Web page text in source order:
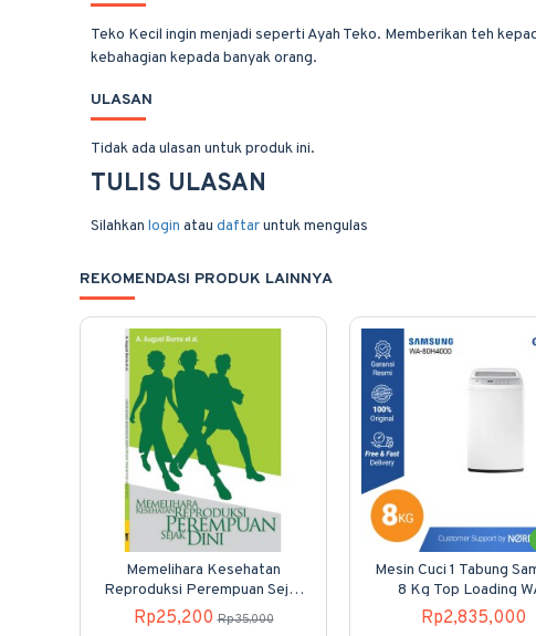
Teko Kecil ingin menjadi seperti Ayah Teko. Memberikan teh
kebahagian kepada banyak orang.
ULASAN
Tidak ada ulasan untuk produk ini.
TULIS ULASAN
Silahkan login atau daftaruntuk mengulas
REKOMENDASI PRODUK LAINNYA
Memelihara Kesehatan
Reproduksi Perempuan Sejak
Dini
Rp25,200 Rp35,000
Mesin Cuci 1 Tabung
8 Kg Top Loading
80H4000
Rp2,835,000